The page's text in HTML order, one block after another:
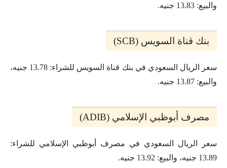
والبيع: 13.83 جنيه.
بنك قناة السويس (SCB)
سعر الريال السعودي في بنك قناة السويس للشراء: 13.78 جنيه،
والبيع: 13.87 جنيه.
مصرف أبوظبي الإسلامي (ADIB)
سعر الريال السعودي في مصرف أبوظبي الإسلامي للشراء:
13.89 جنيه، والبيع: 13.92 جنيه.